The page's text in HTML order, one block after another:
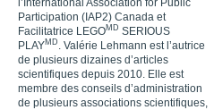
l’International Association for Public
Participation (IAP2) Canada et
Facilitatrice LEGOMD SERIOUS
PLAYMD . Valérie Lehmann est l’autrice
de plusieurs dizaines d’articles
scientifiques depuis 2010. Elle est
membre des conseils d’administration
de plusieurs associations scientifiques,